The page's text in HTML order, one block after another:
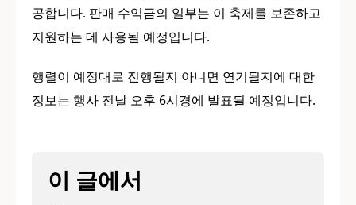
공합니다. 판매 수익금의 일부는 이 축제를 보존하고
지원하는 데 사용될 예정입니다.
행렬이 예정대로 진행될지 아니면 연기될지에 대한
정보는 행사 전날 오후 6시경에 발표될 예정입니다.
이 글에서